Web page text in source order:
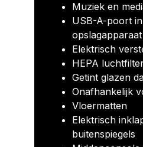
Muziek en
USB-A-poort
Elektrisch
HEPA
Getint glazen
Onafhankelijk
Vloermatten
Elektrisch
buitenspiegels